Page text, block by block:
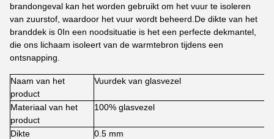
brandongeval kan het worden gebruikt om het vuur te isoleren
van zuurstof, waardoor het vuur wordt beheerd.De dikte van het
branddek is 0In een noodsituatie is het een perfecte dekmantel,
die ons lichaam isoleert van de warmtebron tijdens een
ontsnapping.
Naam van het
product
Vuurdek van glasvezel
Materiaal van het
product
100% glasvezel
Dikte
0.5 mm